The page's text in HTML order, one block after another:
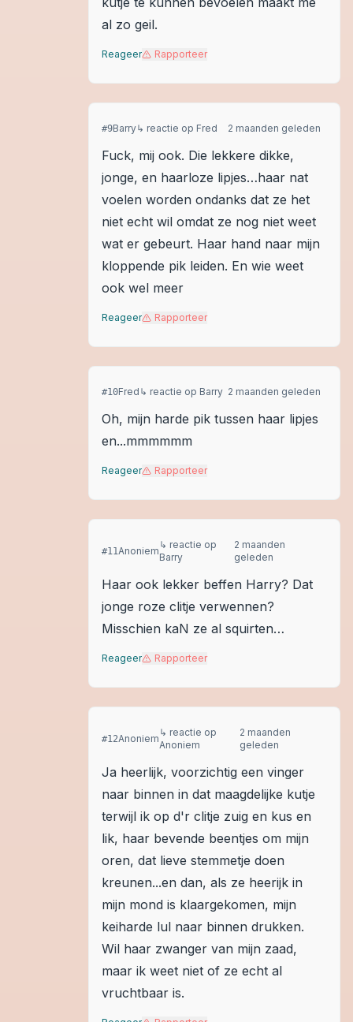
al zo geil.
Reageer Rapporteer
#9Barry↳ reactie op Fred 2 maanden geleden
Fuck, mij ook. Die lekkere dikke,
jonge, en haarloze lipjes…haar nat
voelen worden ondanks dat ze het
niet echt wil omdat ze nog niet weet
wat er gebeurt. Haar hand naar mijn
kloppende pik leiden. En wie weet
ook wel meer
Reageer Rapporteer
#10Fred ↳ reactie op Barry 2 maanden geleden
Oh, mijn harde pik tussen haar lipjes
en...mmmmmm
Reageer Rapporteer
#11Anoniem
↳ reactie op
Barry
2 maanden
geleden
Haar ook lekker beffen Harry? Dat
jonge roze clitje verwennen?
Misschien kaN ze al squirten…
Reageer Rapporteer
#12Anoniem
↳ reactie op
Anoniem
2 maanden
geleden
Ja heerlijk, voorzichtig een vinger
naar binnen in dat maagdelijke kutje
terwijl ik op d'r clitje zuig en kus en
lik, haar bevende beentjes om mijn
oren, dat lieve stemmetje doen
kreunen...en dan, als ze heerijk in
mijn mond is klaargekomen, mijn
keiharde lul naar binnen drukken.
Wil haar zwanger van mijn zaad,
maar ik weet niet of ze echt al
vruchtbaar is.